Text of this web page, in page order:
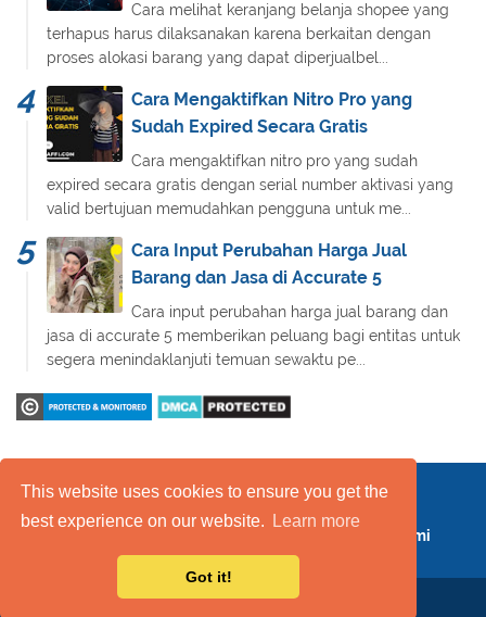
This website uses cookies to ensure you get the
best experience on our website.
Learn more
Got it!
Cara melihat keranjang belanja shopee yang
terhapus harus dilaksanakan karena berkaitan dengan
proses alokasi barang yang dapat diperjualbel...
Cara Mengaktifkan Nitro Pro yang
Sudah Expired Secara Gratis
Cara mengaktifkan nitro pro yang sudah
expired secara gratis dengan serial number aktivasi yang
valid bertujuan memudahkan pengguna untuk me...
Cara Input Perubahan Harga Jual
Barang dan Jasa di Accurate 5
Cara input perubahan harga jual barang dan
jasa di accurate 5 memberikan peluang bagi entitas untuk
segera menindaklanjuti temuan sewaktu pe...
Kebijakan Layanan
Kebijakan Privasi
Tentang Kami